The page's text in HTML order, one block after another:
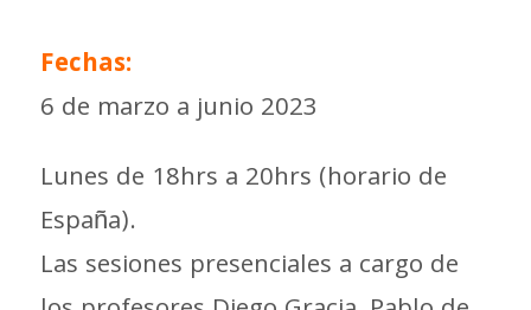
Fechas:
6 de marzo a junio 2023
Lunes de 18hrs a 20hrs (horario de
España).
Las sesiones presenciales a cargo de